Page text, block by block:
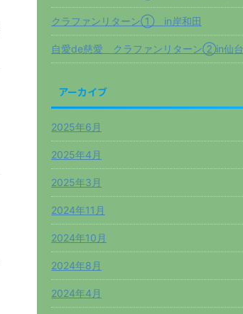
クラファンリターン① in岸和田
自愛de慈愛 クラファンリターン②in仙台
アーカイブ
2025年6月
2025年4月
2025年3月
2024年11月
2024年10月
2024年8月
2024年4月